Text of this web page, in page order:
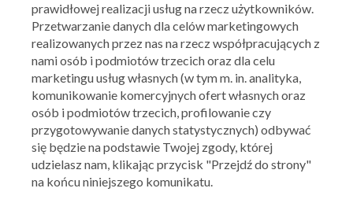
prawidłowej realizacji usług na rzecz użytkowników.
Przetwarzanie danych dla celów marketingowych
realizowanych przez nas na rzecz współpracujących z
nami osób i podmiotów trzecich oraz dla celu
marketingu usług własnych (w tym m. in. analityka,
komunikowanie komercyjnych ofert własnych oraz
osób i podmiotów trzecich, profilowanie czy
przygotowywanie danych statystycznych) odbywać
się będzie na podstawie Twojej zgody, której
udzielasz nam, klikając przycisk "Przejdź do strony"
na końcu niniejszego komunikatu.